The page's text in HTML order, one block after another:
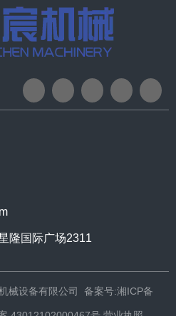
隆国际广场2311
械设备有限公司 备案号:湘ICP备